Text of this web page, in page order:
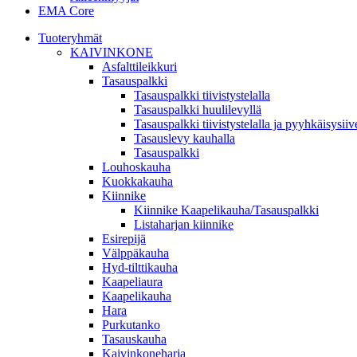
EMA Core
Tuoteryhmät
KAIVINKONE
Asfalttileikkuri
Tasauspalkki
Tasauspalkki tiivistystelalla
Tasauspalkki huulilevyllä
Tasauspalkki tiivistystelalla ja
Tasauslevy kauhalla
Tasauspalkki
Louhoskauha
Kuokkakauha
Kiinnike
Kiinnike Kaapelikauha/Tasauspalkki
Listaharjan kiinnike
Esirepijä
Välppäkauha
Hyd-tilttikauha
Kaapeliaura
Kaapelikauha
Hara
Purkutanko
Tasauskauha
Kaivinkoneharja